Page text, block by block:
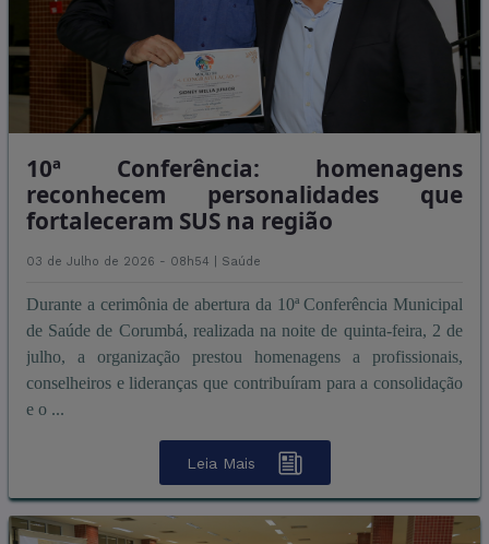
10ª Conferência: homenagens
reconhecem personalidades que
fortaleceram SUS na região
03 de Julho de 2026 - 08h54 | Saúde
Durante a cerimônia de abertura da 10ª Conferência Municipal
de Saúde de Corumbá, realizada na noite de quinta-feira, 2 de
julho, a organização prestou homenagens a profissionais,
conselheiros e lideranças que contribuíram para a consolidação
e o ...
Leia Mais